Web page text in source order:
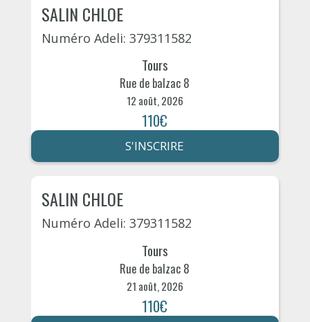
SALIN CHLOE
Numéro Adeli: 379311582
Tours
Rue de balzac 8
12 août, 2026
110€
S'INSCRIRE
SALIN CHLOE
Numéro Adeli: 379311582
Tours
Rue de balzac 8
21 août, 2026
110€